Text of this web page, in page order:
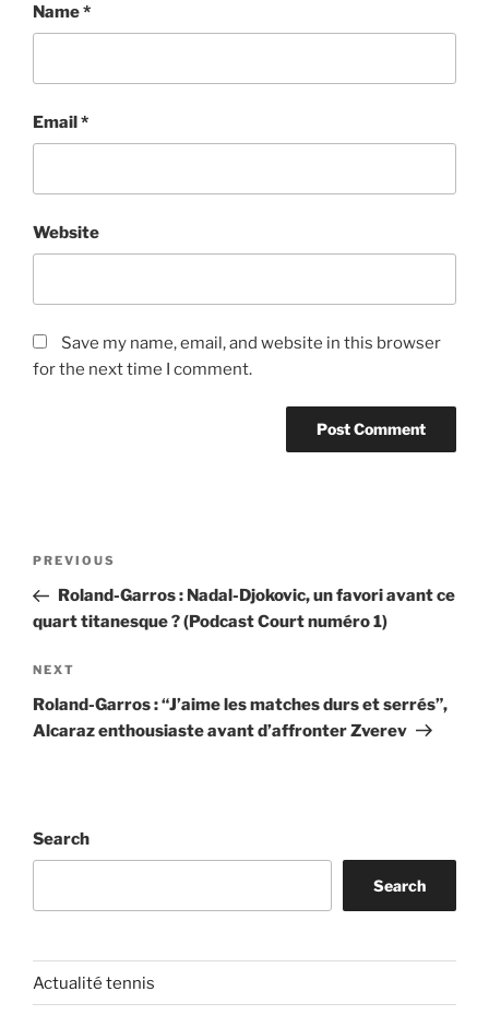
Name*
Email*
Website
Save my name, email, and website in this browser
for the next time I comment.
Previous
Post
PREVIOUS
Roland-Garros : Nadal-Djokovic, un favori avant ce
quart titanesque ? (Podcast Court numéro 1)
Next
Post
NEXT
Roland-Garros : “J’aime les matches durs et serrés”,
Alcaraz enthousiaste avant d’affronter Zverev
Search
Search
Actualité tennis